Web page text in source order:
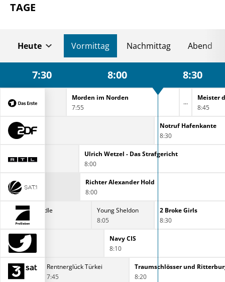
TAGE
Heute Vormittag Nachmittag Abend
7:30 8:00 8:30
Morden im Norden
7:55
Meister
8:45
täglich
Notruf Hafenkante
8:30
7:30
Ulrich Wetzel - Das Strafgericht
8:00
Richter Alexander Hold
8:00
The Middle
7:35
Young Sheldon
8:05
2 Broke Girls
8:30
Navy CIS
8:10
Kunst für die Ewigkeit: Edward Hopper
Rentnerglück Türkei
7:45
8:20